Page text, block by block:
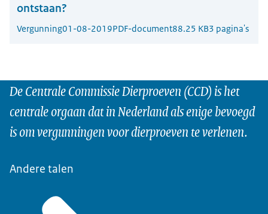
ontstaan?
Vergunning01-08-2019PDF-document88.25 KB3 pagina's
De Centrale Commissie Dierproeven (CCD) is het
centrale orgaan dat in Nederland als enige bevoegd
is om vergunningen voor dierproeven te verlenen.
Andere talen